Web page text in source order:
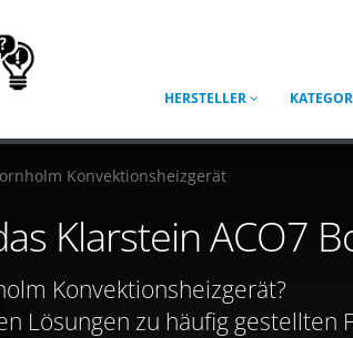
HERSTELLER
Konvektionsheizgerät
Klarstein ACO7
Konvektionsheizgerät?
Lösungen zu häufig gestellten